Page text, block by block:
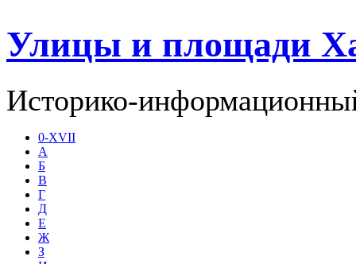
Улицы и площади
Историко-
0-XVII
А
Б
В
Г
Д
Е
Ж
З